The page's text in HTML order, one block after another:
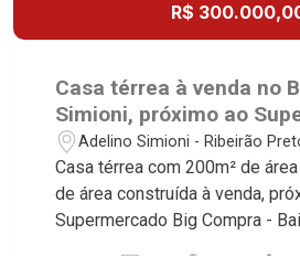
R$
Casa térrea à venda no
Simioni, próximo ao
Compra - Ribeirão Preto/
Adelino Simioni - Ribeirão
Casa térrea com 200m² de
de área construída à venda,
Supermercado Big Compra -